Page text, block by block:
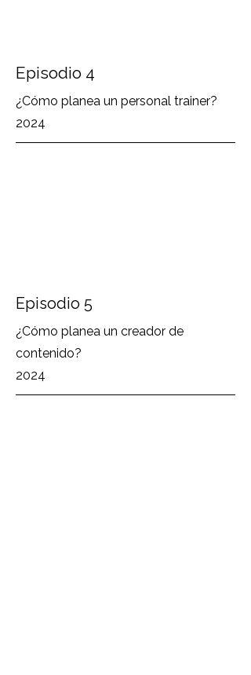
Episodio 4
¿Cómo planea un personal trainer?
2024
Episodio 5
¿Cómo planea un creador de
contenido?
2024